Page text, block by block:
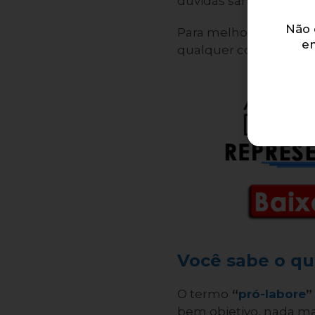
Para melhor
qualquer coisa é
Você sabe o
O termo “pró-labore”
bem objetivo, nada
Não